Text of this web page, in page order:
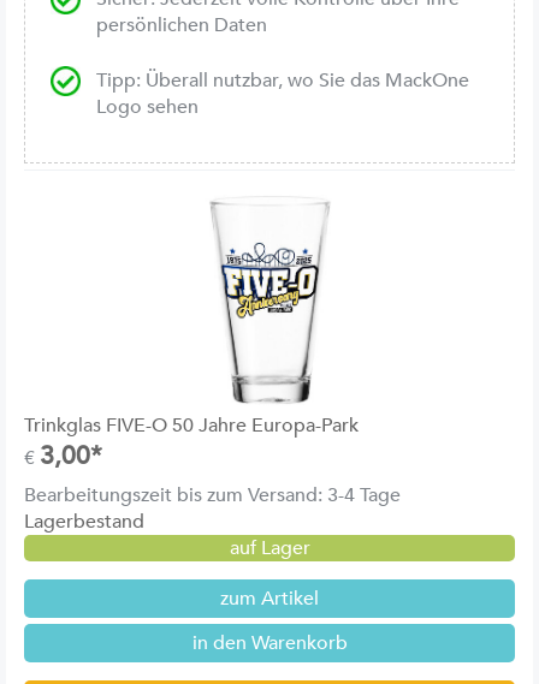
persönlichen Daten
Tipp: Überall nutzbar, wo Sie das MackOne
Logo sehen
Trinkglas FIVE-O 50 Jahre Europa-Park
€ 3,00*
Bearbeitungszeit bis zum Versand: 3-4 Tage
Lagerbestand
auf Lager
zum Artikel